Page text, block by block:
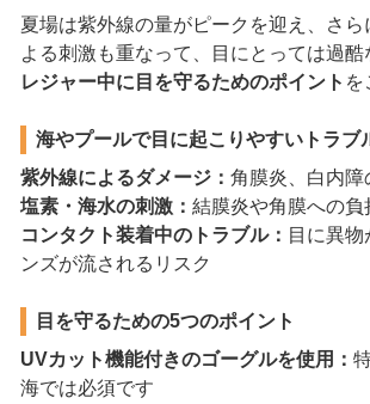
夏場は紫外線の量がピークを迎え、さら
よる刺激も重なって、目にとっては過
レジャー中に目を守るためのポイント を
海やプールで目に起こりやすいトラブ
紫外線によるダメージ： 角膜炎、白内障
塩素・海水の刺激： 結膜炎や角膜への負
コンタクト装着中のトラブル： 目に異
ンズが流されるリスク
目を守るための5つのポイント
UVカット機能付きのゴーグルを使用：
海では必須です